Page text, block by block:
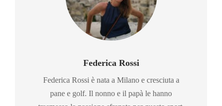
Federica Rossi
Federica Rossi è nata a Milano e cresciuta a
pane e golf. Il nonno e il papà le hanno